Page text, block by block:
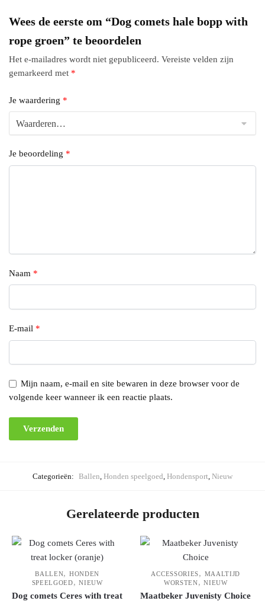
Wees de eerste om “Dog comets hale bopp with
rope groen” te beoordelen
Het e-mailadres wordt niet gepubliceerd. Vereiste velden zijn
gemarkeerd met *
Je waardering *
Je beoordeling *
Naam *
E-mail *
Mijn naam, e-mail en site bewaren in deze browser voor de
volgende keer wanneer ik een reactie plaats.
Categorieën: Ballen, Honden speelgoed, Hondensport, Nieuw
Gerelateerde producten
BALLEN, HONDEN
SPEELGOED,NIEUW
Dog comets Ceres with treat
ACCESSORIES, MAALTIJD
WORSTEN,NIEUW
Maatbeker Juvenisty Choice